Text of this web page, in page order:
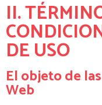
II.
DE USO
El objeto de
Web